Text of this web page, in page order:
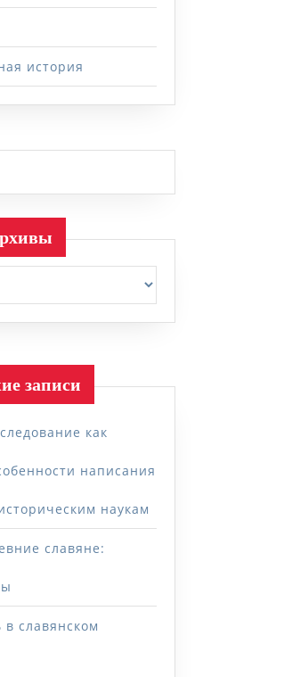
история
записи
как
написания
наукам
славяне:
славянском